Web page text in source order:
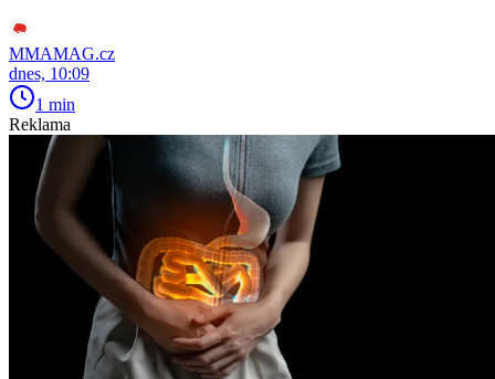
MMAMAG.cz
dnes, 10:09
1 min
Reklama